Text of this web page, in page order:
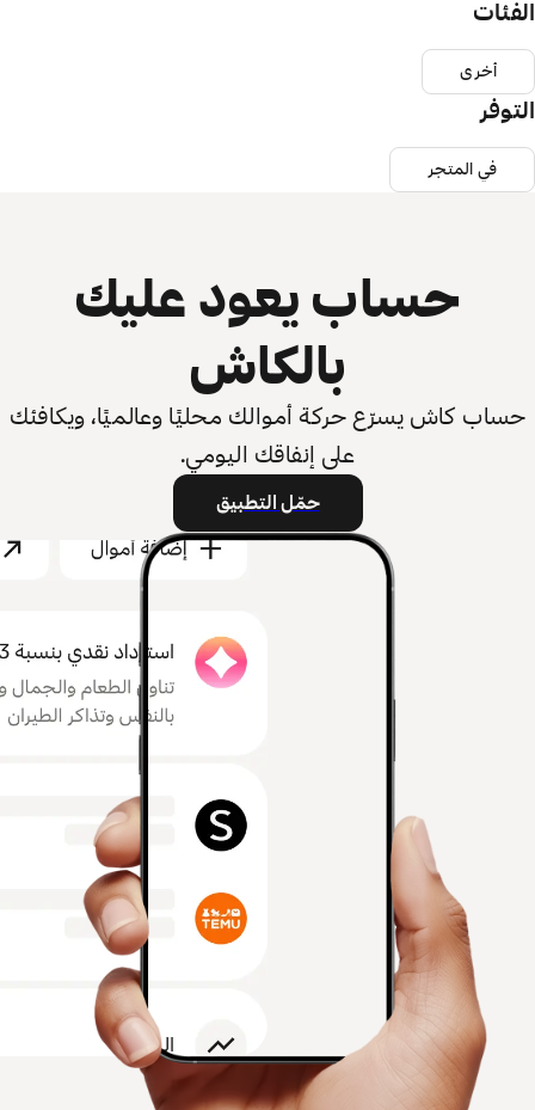
الفئات
أخرى
التوفر
في المتجر
حساب يعود عليك
بالكاش
حساب كاش يسرّع حركة أموالك محليًا وعالميًا، ويكافئك
على إنفاقك اليومي.
حمّل التطبيق